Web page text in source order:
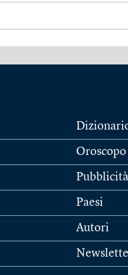
Oroscopo
Pubblicità
Paesi
Autori